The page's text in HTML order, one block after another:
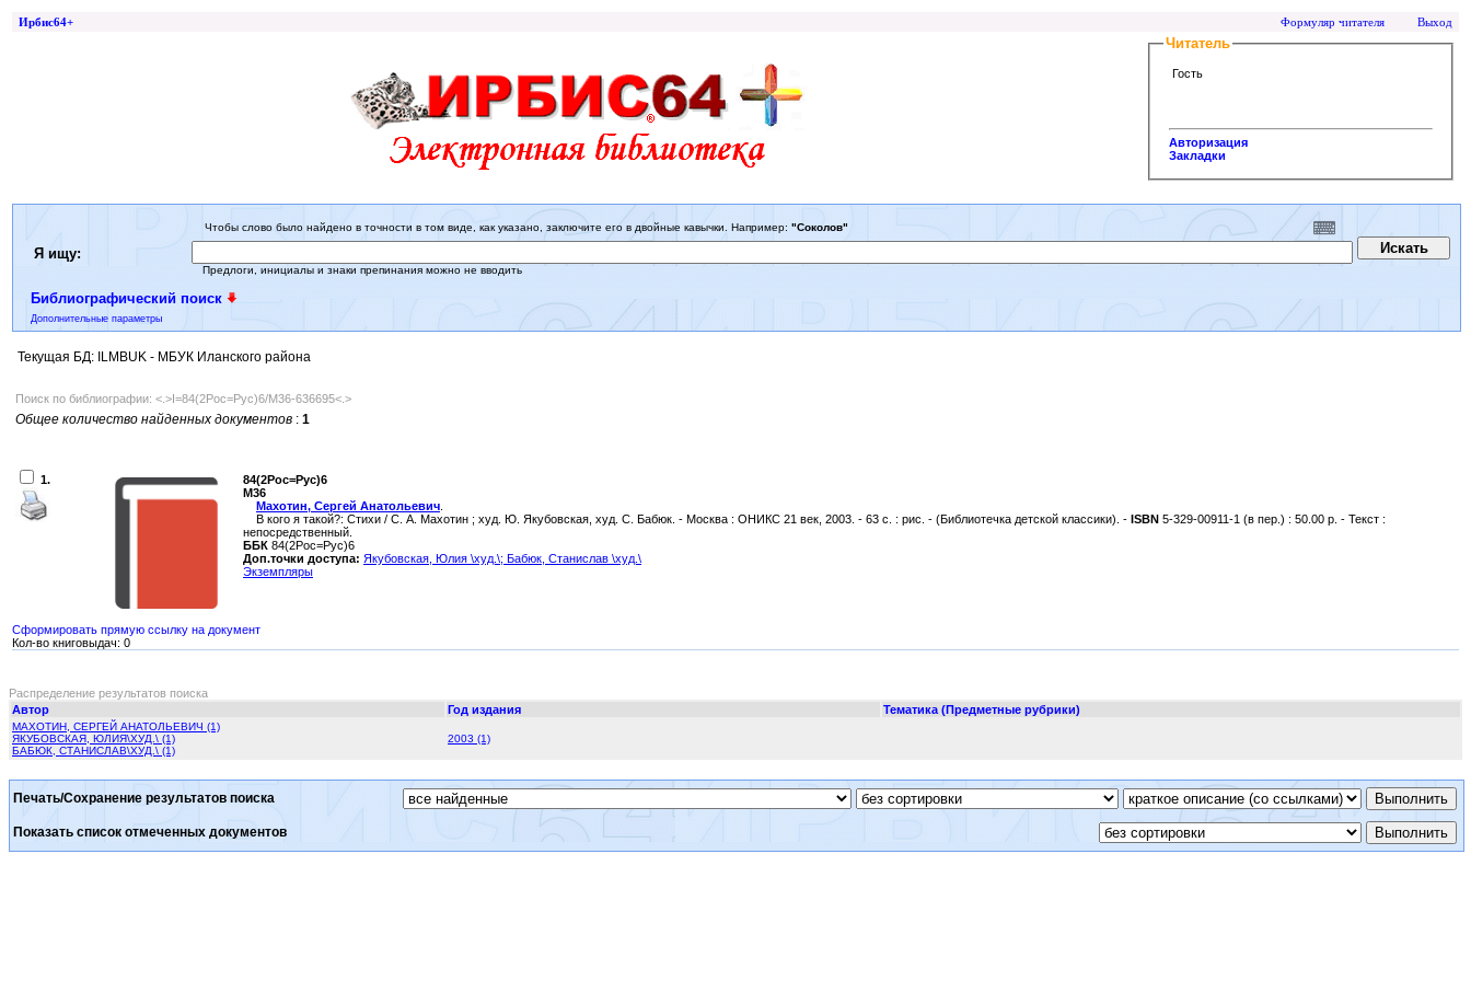
Ирбис64+ Формуляр читателя Выход
Читатель
Гость
Авторизация
Закладки
Я ищу:
Чтобы слово было найдено в точности в том виде, как указано, заключите его в двойные кавычки. Например: "Соколов"
Предлоги, инициалы и знаки препинания можно не вводить
Библиографический поиск
Дополнительные параметры
Текущая БД: ILMBUK - МБУК Иланского района
Поиск по библиографии: <.>I=84(2Рос=Рус)6/М36-636695<.>
Общее количество найденных документов : 1
1.
84(2Рос=Рус)6
М36
Махотин, Сергей Анатольевич
В кого я такой?: Стихи / С. А. Махотин ; худ. Ю. Якубовская, худ. С. Бабюк. - Москва : ОНИКС 21 век, 2003. - 63 с. : рис. - (Библиотечка детской классики). - ISBN 5-329-00911-1 (в пер.) : 50.00 р. - Текст :
непосредственный.
ББК 84(2Рос=Рус)6
Доп.точки доступа: Якубовская, Юлия \худ.\; Бабюк, Станислав \худ.\
Экземпляры
Сформировать прямую ссылку на документ
Кол-во книговыдач: 0
Распределение результатов поиска
Автор
Год издания Тематика (Предметные рубрики)
МАХОТИН, СЕРГЕЙ АНАТОЛЬЕВИЧ (1)
ЯКУБОВСКАЯ, ЮЛИЯ\ХУД.\ (1)
БАБЮК, СТАНИСЛАВ\ХУД.\ (1)
2003 (1)
Печать/Сохранение результатов поиска
Показать список отмеченных документов